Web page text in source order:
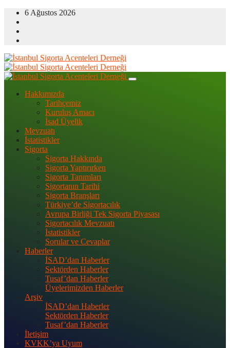
6 Ağustos 2026
Hakkımızda
Tarihçemiz
Kuruluş Amacı
İsad Üyelik
Mevzuatı
İstatistikler
Sigorta
Sigorta Hakkında
Sigorta Yaptırırken
Sigorta Tanımları
Sigortanın Tarihi
Sigorta Branşları
Türkiye’de Sigortacılık
Avrupa Birliği Tek Sigorta Piyasası
Sigortacılık Mevzuatı
İstatistikler
Sorular ve Cevaplar
Haberler
İSAD’dan Haberler
Sektörden Haberler
Tusaf’dan Haberler
Üyelerimizden Haberler
Arşiv
İSAD’dan Haberler
Sektörden Haberler
Tusaf’dan Haberler
İletişim
KVKK’ya Uyum